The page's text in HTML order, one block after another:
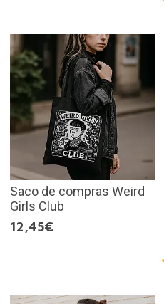
Saco de compras Weird
Girls Club
12,45€